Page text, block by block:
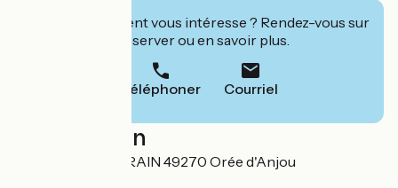
Cet établissement vous intéresse ? Rendez-vous sur
leur site pour réserver ou en savoir plus.
Téléphoner Courriel
Localisation
20 Les Brevets DRAIN 49270 Orée d'Anjou